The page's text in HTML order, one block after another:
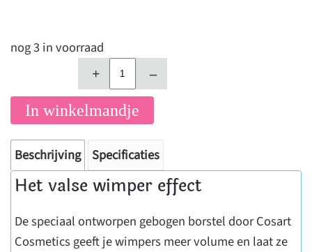
nog 3 in voorraad
+ –
In winkelmandje
Beschrijving Specificaties
Het valse wimper effect
De speciaal ontworpen gebogen borstel door Cosart
Cosmetics geeft je wimpers meer volume en laat ze